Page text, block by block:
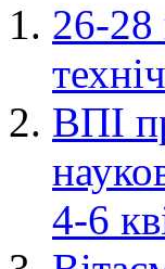
26-28
ВПІ
4-6